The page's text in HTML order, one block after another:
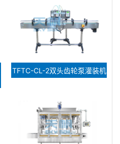
TFTC-CL-2双头齿轮泵灌装机